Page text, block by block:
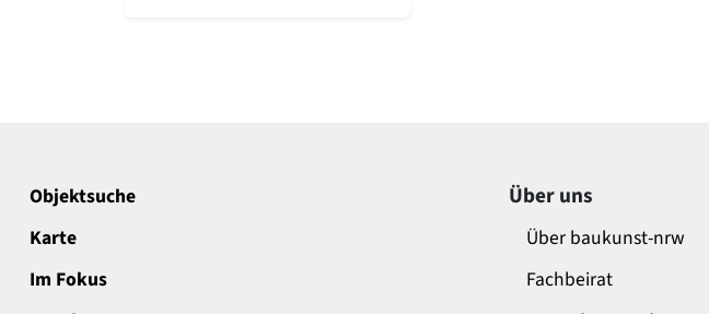
Objektsuche
Karte
Im Fokus
Über uns
Über baukunst-nrw
Fachbeirat